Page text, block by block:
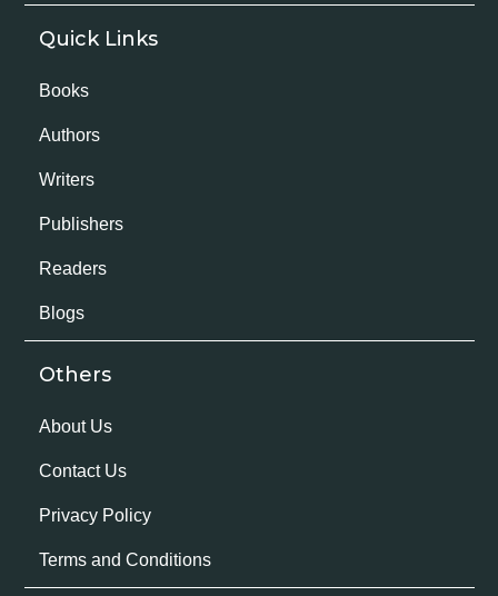
Quick Links
Books
Authors
Writers
Publishers
Readers
Blogs
Others
About Us
Contact Us
Privacy Policy
Terms and Conditions